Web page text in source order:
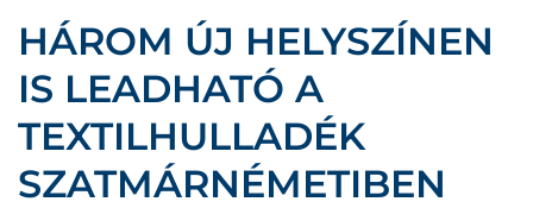
HÁROM ÚJ HELYSZÍNEN
IS LEADHATÓ A
TEXTILHULLADÉK
SZATMÁRNÉMETIBEN